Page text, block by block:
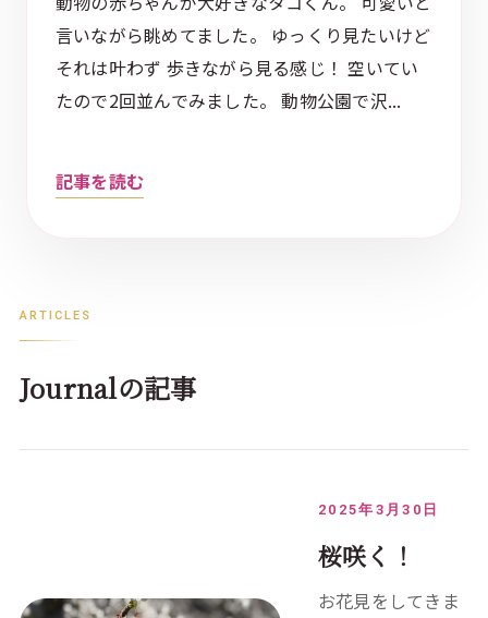
言いながら眺めてました。 ゆっくり見たいけど
それは叶わず 歩きながら見る感じ！ 空いてい
たので2回並んでみました。 動物公園で沢...
記事を読む
ARTICLES
Journalの記事
2025年3月30日
桜咲く！
お花見をしてきま